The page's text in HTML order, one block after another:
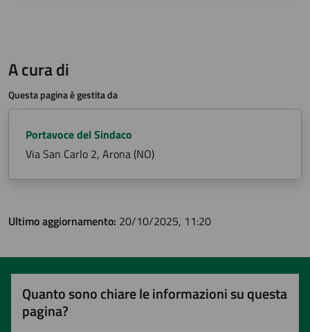
A cura di
Questa pagina è gestita da
Portavoce del Sindaco
Via San Carlo 2, Arona (NO)
Ultimo aggiornamento: 20/10/2025, 11:20
Quanto sono chiare le informazioni su questa
pagina?